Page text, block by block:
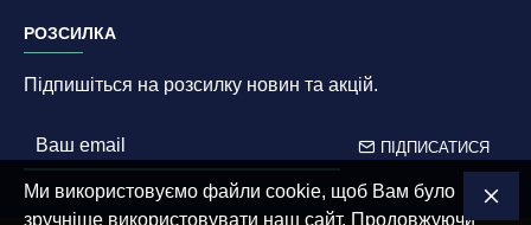
РОЗСИЛКА
Підпишіться на розсилку новин та акцій.
ПІДПИСАТИСЯ
Ми використовуємо файли cookie, щоб Вам було
зручніше використовувати наш сайт. Продовжуючи